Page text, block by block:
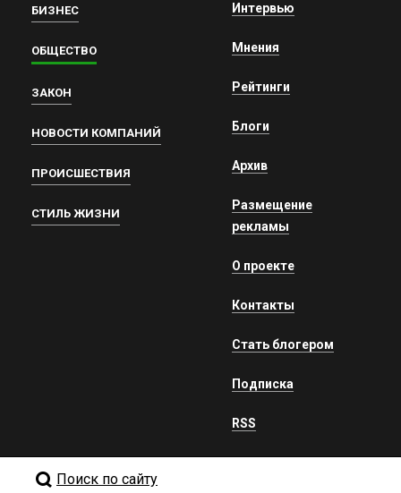
БИЗНЕС
ОБЩЕСТВО
ЗАКОН
НОВОСТИ КОМПАНИЙ
ПРОИСШЕСТВИЯ
СТИЛЬ ЖИЗНИ
Интервью
Мнения
Рейтинги
Блоги
Архив
Размещение
рекламы
О проекте
Контакты
Стать блогером
Подписка
RSS
Поиск по сайту